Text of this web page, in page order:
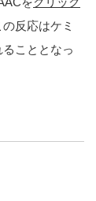
反応はケミ
こととなっ